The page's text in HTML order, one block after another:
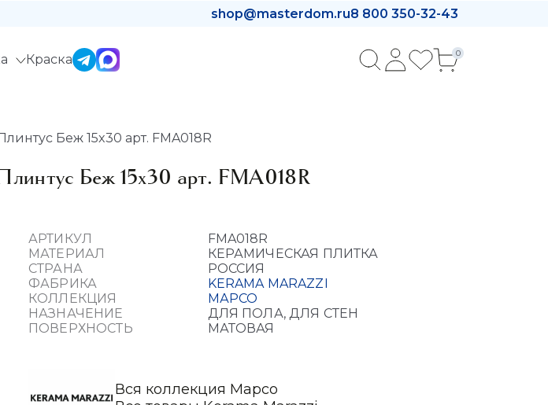
shop@masterdom.ru8 800 350-32-43
Краска 0
Беж 15x30 арт. FMA018R
Беж 15x30 арт. FMA018R
АРТИКУЛ
FMA018R
МАТЕРИАЛ
КЕРАМИЧЕСКАЯ ПЛИТКА
СТРАНА
РОССИЯ
ФАБРИКА
KERAMA MARAZZI
КОЛЛЕКЦИЯ
МАРСО
НАЗНАЧЕНИЕ
ДЛЯ ПОЛА, ДЛЯ СТЕН
ПОВЕРХНОСТЬ
МАТОВАЯ
Вся коллекция Марсо